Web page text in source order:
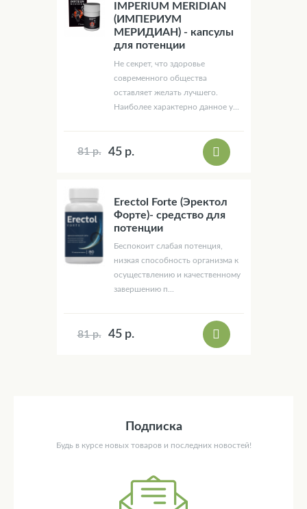
IMPERIUM MERIDIAN
(ИМПЕРИУМ
МЕРИДИАН) - капсулы
для потенции
Не секрет, что здоровье
современного общества
оставляет желать лучшего.
Наиболее характерно данное у...
81 р. 45 р.
Erectol Forte (Эректол
Форте)- средство для
потенции
Беспокоит слабая потенция,
низкая способность организма к
осуществлению и качественному
завершению п...
81 р. 45 р.
Подписка
Будь в курсе новых товаров и последних новостей!